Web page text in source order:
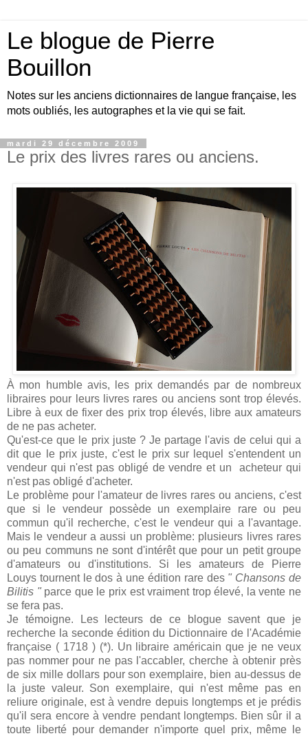
Le blogue de Pierre
Bouillon
Notes sur les anciens dictionnaires de langue française, les
mots oubliés, les autographes et la vie qui se fait.
mardi 29 décembre 2009
Le prix des livres rares ou anciens.
À mon humble avis, les prix demandés par de nombreux
libraires pour leurs livres rares ou anciens sont trop élevés.
Libre à eux de fixer des prix trop élevés, libre aux amateurs
de ne pas acheter.
Qu'est-ce que le prix juste ? Je partage l'avis de celui qui a
dit que le prix juste, c'est le prix sur lequel s'entendent un
vendeur qui n'est pas obligé de vendre et un acheteur qui
n'est pas obligé d'acheter.
Le problème pour l'amateur de livres rares ou anciens, c'est
que si le vendeur possède un exemplaire rare ou peu
commun qu'il recherche, c'est le vendeur qui a l'avantage.
Mais le vendeur a aussi un problème: plusieurs livres rares
ou peu communs ne sont d'intérêt que pour un petit groupe
d'amateurs ou d'institutions. Si les amateurs de Pierre
Louys tournent le dos à une édition rare des " Chansons de
Bilitis " parce que le prix est vraiment trop élevé, la vente ne
se fera pas.
Je témoigne. Les lecteurs de ce blogue savent que je
recherche la seconde édition du Dictionnaire de l'Académie
française ( 1718 ) (*). Un libraire américain que je ne veux
pas nommer pour ne pas l'accabler, cherche à obtenir près
de six mille dollars pour son exemplaire, bien au-dessus de
la juste valeur. Son exemplaire, qui n'est même pas en
reliure originale, est à vendre depuis longtemps et je prédis
qu'il sera encore à vendre pendant longtemps. Bien sûr il a
toute liberté pour demander n'importe quel prix, même le